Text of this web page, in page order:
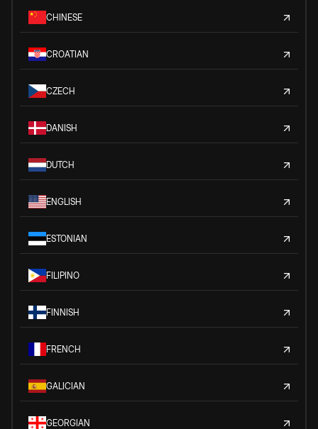
CHINESE
CROATIAN
CZECH
DANISH
DUTCH
ENGLISH
ESTONIAN
FILIPINO
FINNISH
FRENCH
GALICIAN
GEORGIAN